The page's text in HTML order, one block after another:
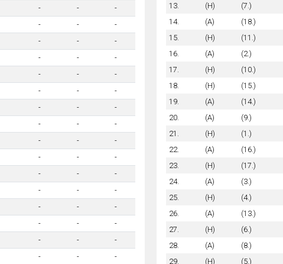
- -
-
- -
-
- -
-
- -
-
- -
-
- -
-
- -
-
- -
-
- -
-
- -
-
- -
-
- -
-
- -
-
- -
-
- -
-
- - -
13.
(H) (7.)
14.
(A) (18.)
15.
(H) (11.)
16.
(A) (2.)
17.
(H) (10.)
18.
(H) (15.)
19.
(A) (14.)
20.
(A) (9.)
21.
(H) (1.)
22.
(A) (16.)
23.
(H) (17.)
24.
(A) (3.)
25.
(H) (4.)
26.
(A) (13.)
27.
(H) (6.)
28.
(A) (8.)
29.
(H) (5.)